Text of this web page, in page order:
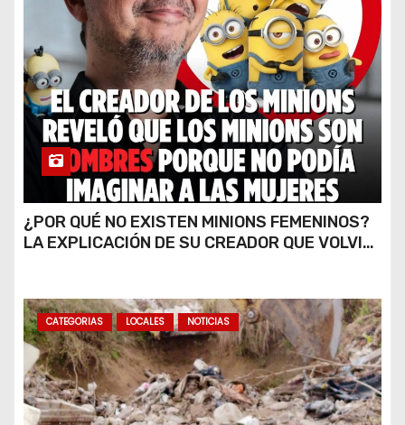
¿POR QUÉ NO EXISTEN MINIONS FEMENINOS?
LA EXPLICACIÓN DE SU CREADOR QUE VOLVIÓ
CATEGORIAS LOCALES NOTICIAS